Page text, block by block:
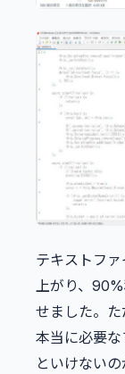
テキストフ
上がり、
せました。
本当に必要
といけないの